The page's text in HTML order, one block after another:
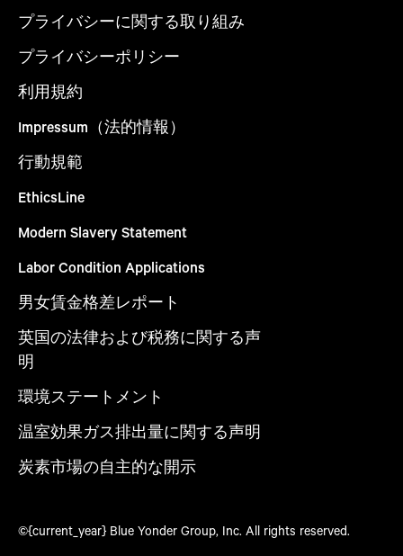
プライバシーに関する取り組み
プライバシーポリシー
利用規約
Impressum（法的情報）
行動規範
EthicsLine
Modern Slavery Statement
Labor Condition Applications
男女賃金格差レポート
英国の法律および税務に関する声
明
環境ステートメント
温室効果ガス排出量に関する声明
炭素市場の自主的な開示
©{current_year} Blue Yonder Group, Inc. All rights reserved.